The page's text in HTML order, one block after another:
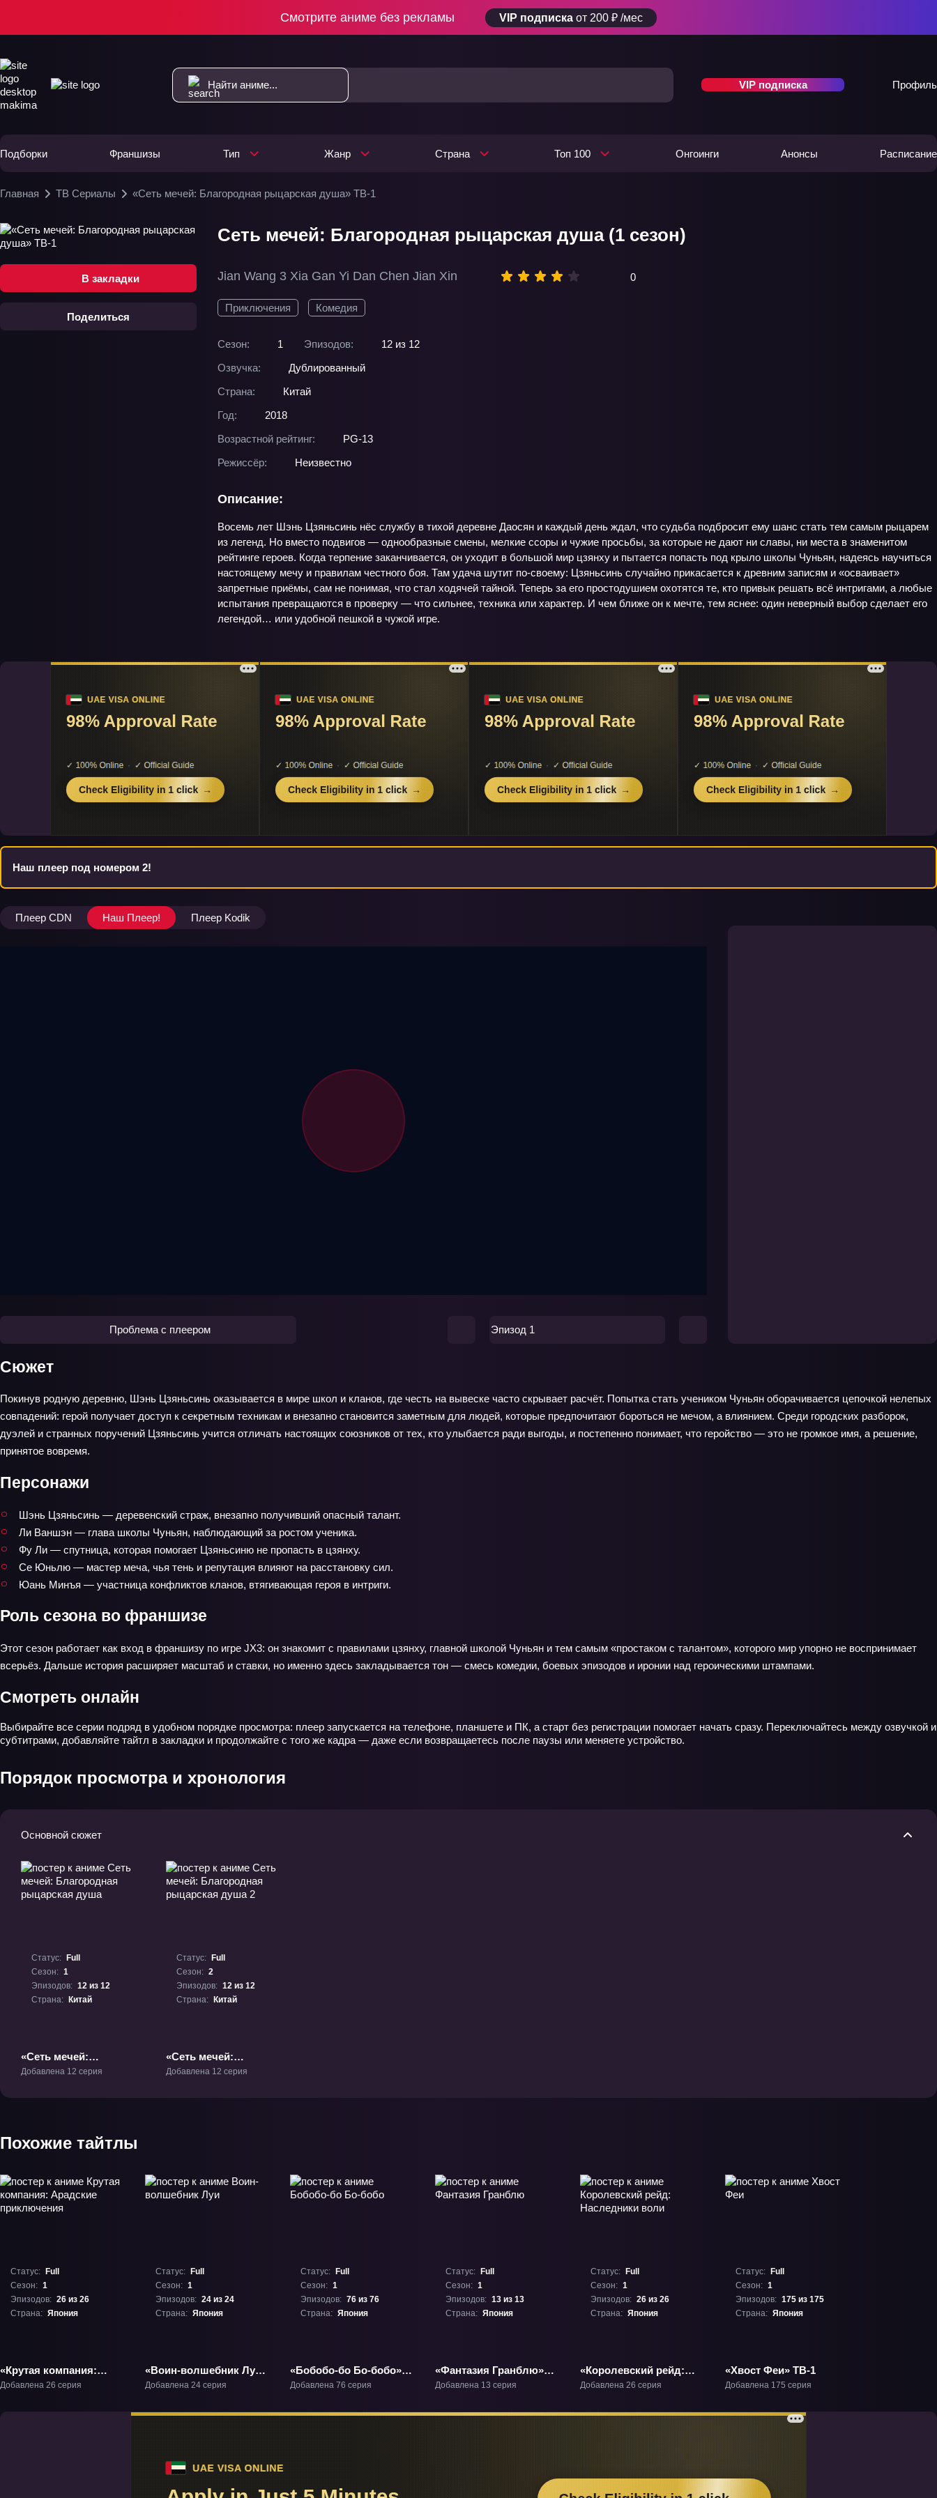
Смотрите аниме без рекламы VIP подписка от 200 ₽ /мес
VIP подписка Профиль
Подборки Франшизы Тип Жанр Страна Топ 100 Онгоинги Анонсы Расписание
Главная ТВ Сериалы «Сеть мечей: Благородная рыцарская душа» ТВ-1
В закладки
Поделиться
Сеть мечей: Благородная рыцарская душа (1 сезон)
Jian Wang 3 Xia Gan Yi Dan Chen Jian Xin 0
Приключения Комедия
Сезон: 1 Эпизодов:
12 из 12
Озвучка:
Дублированный
Страна:
Китай
Год:
2018
Возрастной рейтинг:
PG-13
Режиссёр:
Неизвестно
Описание:
Восемь лет Шэнь Цзяньсинь нёс службу в тихой деревне Даосян и каждый день ждал, что судьба подбросит ему шанс стать тем самым рыцарем
из легенд. Но вместо подвигов — однообразные смены, мелкие ссоры и чужие просьбы, за которые не дают ни славы, ни места в знаменитом
рейтинге героев. Когда терпение заканчивается, он уходит в большой мир цзянху и пытается попасть под крыло школы Чуньян, надеясь научиться
настоящему мечу и правилам честного боя. Там удача шутит по‑своему: Цзяньсинь случайно прикасается к древним записям и «осваивает»
запретные приёмы, сам не понимая, что стал ходячей тайной. Теперь за его простодушием охотятся те, кто привык решать всё интригами, а любые
испытания превращаются в проверку — что сильнее, техника или характер. И чем ближе он к мечте, тем яснее: один неверный выбор сделает его
легендой… или удобной пешкой в чужой игре.
Наш плеер под номером 2!
Плеер CDN Наш Плеер! Плеер Kodik
Проблема с плеером Эпизод 1
Сюжет
Покинув родную деревню, Шэнь Цзяньсинь оказывается в мире школ и кланов, где честь на вывеске часто скрывает расчёт. Попытка стать учеником Чуньян оборачивается цепочкой нелепых
совпадений: герой получает доступ к секретным техникам и внезапно становится заметным для людей, которые предпочитают бороться не мечом, а влиянием. Среди городских разборок,
дуэлей и странных поручений Цзяньсинь учится отличать настоящих союзников от тех, кто улыбается ради выгоды, и постепенно понимает, что геройство — это не громкое имя, а решение,
принятое вовремя.
Персонажи
Шэнь Цзяньсинь — деревенский страж, внезапно получивший опасный талант.
Ли Ваншэн — глава школы Чуньян, наблюдающий за ростом ученика.
Фу Ли — спутница, которая помогает Цзяньсиню не пропасть в цзянху.
Се Юньлю — мастер меча, чья тень и репутация влияют на расстановку сил.
Юань Минъя — участница конфликтов кланов, втягивающая героя в интриги.
Роль сезона во франшизе
Этот сезон работает как вход в франшизу по игре JX3: он знакомит с правилами цзянху, главной школой Чуньян и тем самым «простаком с талантом», которого мир упорно не воспринимает
всерьёз. Дальше история расширяет масштаб и ставки, но именно здесь закладывается тон — смесь комедии, боевых эпизодов и иронии над героическими штампами.
Смотреть онлайн
Выбирайте все серии подряд в удобном порядке просмотра: плеер запускается на телефоне, планшете и ПК, а старт без регистрации помогает начать сразу. Переключайтесь между озвучкой и
субтитрами, добавляйте тайтл в закладки и продолжайте с того же кадра — даже если возвращаетесь после паузы или меняете устройство.
Порядок просмотра и хронология
Основной сюжет
Статус:
Full
Сезон: 1
Эпизодов: 12 из 12
Страна:
Китай
«Сеть мечей:
Благородная
Добавлена 12 серия
Статус:
Full
Сезон: 2
Эпизодов: 12 из 12
Страна:
Китай
«Сеть мечей:
Благородная
Добавлена 12 серия
Похожие тайтлы
Статус:
Full
Сезон: 1
Эпизодов: 26 из 26
Страна: Япония
«Крутая компания:
Арадские
Добавлена 26 серия
Статус:
Full
Сезон: 1
Эпизодов: 24 из 24
Страна: Япония
«Воин-волшебник Луи»
ТВ-1
Добавлена 24 серия
Статус:
Full
Сезон: 1
Эпизодов: 76 из 76
Страна: Япония
«Бобобо-бо Бо-бобо»
ТВ-1
Добавлена 76 серия
Статус:
Full
Сезон: 1
Эпизодов: 13 из 13
Страна: Япония
«Фантазия Гранблю»
ТВ-1
Добавлена 13 серия
Статус:
Full
Сезон: 1
Эпизодов: 26 из 26
Страна: Япония
«Королевский рейд:
Наследники воли» ТВ-1
Добавлена 26 серия
Статус:
Full
Сезон: 1
Эпизодов: 175 из 175
Страна: Япония
«Хвост Феи» ТВ-1
Добавлена 175 серия